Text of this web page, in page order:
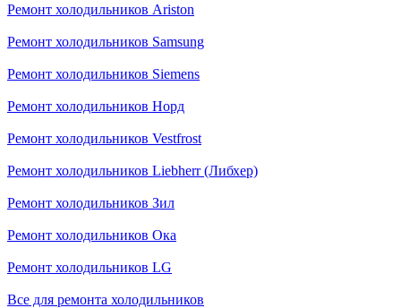
Ремонт холодильников Ariston
Ремонт холодильников Samsung
Ремонт холодильников Siemens
Ремонт холодильников Норд
Ремонт холодильников Vestfrost
Ремонт холодильников Liebherr (Либхер)
Ремонт холодильников Зил
Ремонт холодильников Ока
Ремонт холодильников LG
Все для ремонта холодильников